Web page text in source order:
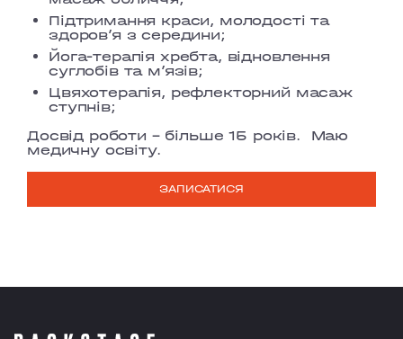
Підтримання краси, молодості та
здоров’я з середини;
Йога-терапія хребта, відновлення
суглобів та м’язів;
Цвяхотерапія, рефлекторний масаж
ступнів;
Досвід роботи – більше 15 років. Маю
медичну освіту.
ЗАПИСАТИСЯ